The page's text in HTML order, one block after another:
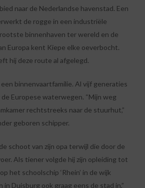
naar de Nederlandse havenstad. Een
de rogge in een industriële
binnenhaven ter wereld en de
Europa kent Kiepe elke oeverbocht.
hij deze route al afgelegd.
binnenvaartfamilie. Al vijf generaties
Europese waterwegen. “Mijn weg
rechtstreeks naar de stuurhut,”
geboren schipper.
schoot van zijn opa terwijl die door de
Als tiener volgde hij zijn opleiding tot
het schoolschip ‘Rhein’ in de wijk
in Duisburg ook graag eens de stad in,”